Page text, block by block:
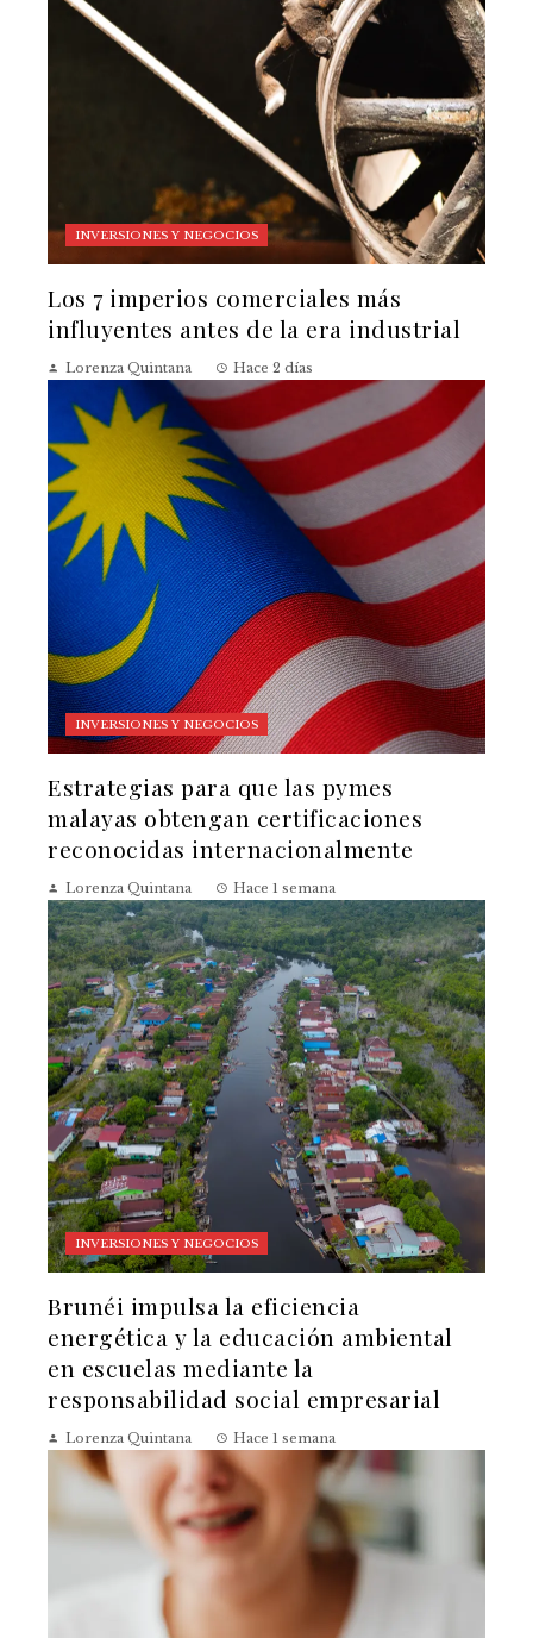
INVERSIONES Y NEGOCIOS
Los 7 imperios comerciales más
influyentes antes de la era industrial
Lorenza Quintana Hace 2 días
INVERSIONES Y NEGOCIOS
Estrategias para que las pymes
malayas obtengan certificaciones
reconocidas internacionalmente
Lorenza Quintana Hace 1 semana
INVERSIONES Y NEGOCIOS
Brunéi impulsa la eficiencia
energética y la educación ambiental
en escuelas mediante la
responsabilidad social empresarial
Lorenza Quintana Hace 1 semana